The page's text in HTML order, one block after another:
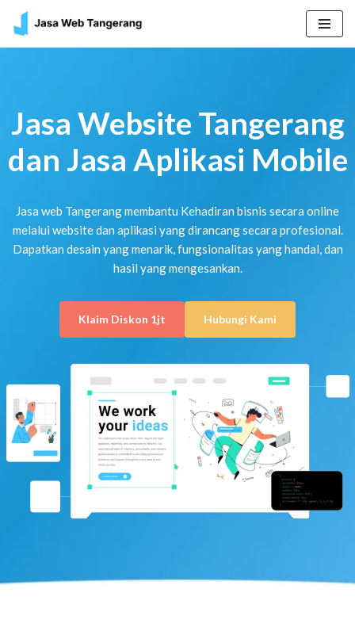
Jasa Website Tangerang
dan Jasa Aplikasi Mobile
Jasa web Tangerang membantu Kehadiran bisnis secara online
melalui website dan aplikasi yang dirancang secara profesional.
Dapatkan desain yang menarik, fungsionalitas yang handal, dan
hasil yang mengesankan.
Klaim Diskon 1jt Hubungi Kami